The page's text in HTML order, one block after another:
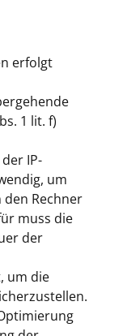
erfolgt
1 lit. f)
IP-
um
den Rechner
muss die
der
um die